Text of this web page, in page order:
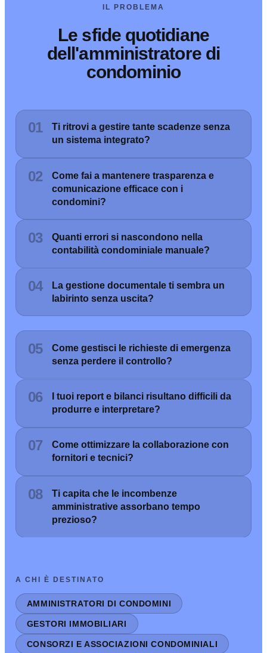
IL PROBLEMA
Le sfide quotidiane
dell'amministratore di
condominio
01
Ti ritrovi a gestire tante scadenze senza
un sistema integrato?
02
Come fai a mantenere trasparenza e
comunicazione efficace con i
condomini?
03
Quanti errori si nascondono nella
contabilità condominiale manuale?
04
La gestione documentale ti sembra un
labirinto senza uscita?
05
Come gestisci le richieste di emergenza
senza perdere il controllo?
06
I tuoi report e bilanci risultano difficili da
produrre e interpretare?
07
Come ottimizzare la collaborazione con
fornitori e tecnici?
08
Ti capita che le incombenze
amministrative assorbano tempo
prezioso?
A CHI È DESTINATO
AMMINISTRATORI DI CONDOMINI
GESTORI IMMOBILIARI
CONSORZI E ASSOCIAZIONI CONDOMINIALI